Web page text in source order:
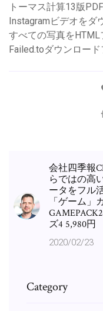
トーマス計算13版
Instagramビデオを
すべての写真を
Failed.toダウンロー
会社四季報
らではの高
ータをフル
「ゲーム」
ズ4 5,980円
2020/02/23
Category